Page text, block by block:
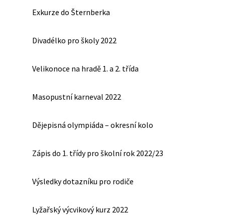
Exkurze do Šternberka
Divadélko pro školy 2022
Velikonoce na hradě 1. a 2. třída
Masopustní karneval 2022
Dějepisná olympiáda – okresní kolo
Zápis do 1. třídy pro školní rok 2022/23
Výsledky dotazníku pro rodiče
Lyžařský výcvikový kurz 2022